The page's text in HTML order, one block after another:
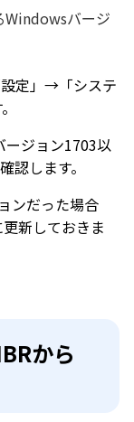
バージ
定」→「システ
ジョン1703以
認します。
ンだった場合
新しておきま
から